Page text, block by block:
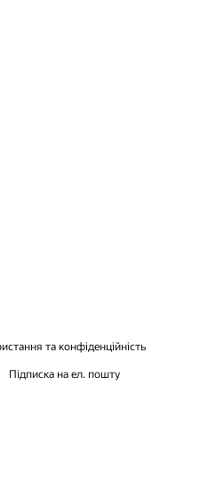
та конфіденційність
Підписка на ел. пошту